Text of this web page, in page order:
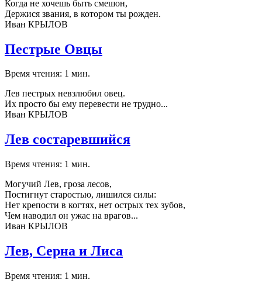
Когда не хочешь быть смешон,
Держися звания, в котором ты рожден.
Иван КРЫЛОВ
Пестрые Овцы
Время чтения: 1 мин.
Лев пестрых невзлюбил овец.
Их просто бы ему перевести не трудно...
Иван КРЫЛОВ
Лев состаревшийся
Время чтения: 1 мин.
Могучий Лев, гроза лесов,
Постигнут старостью, лишился силы:
Нет крепости в когтях, нет острых тех зубов,
Чем наводил он ужас на врагов...
Иван КРЫЛОВ
Лев, Серна и Лиса
Время чтения: 1 мин.